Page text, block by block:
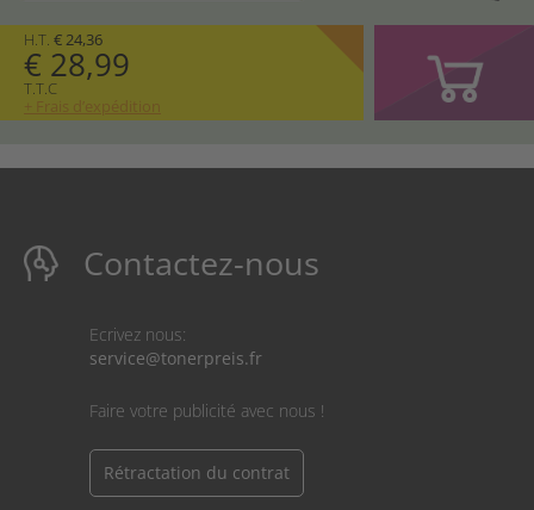
H.T. € 24,36
€ 28,99
T.T.C
+ Frais d’expédition
Contactez-nous
Ecrivez nous:
service@tonerpreis.fr
Faire votre publicité avec nous !
Rétractation du contrat